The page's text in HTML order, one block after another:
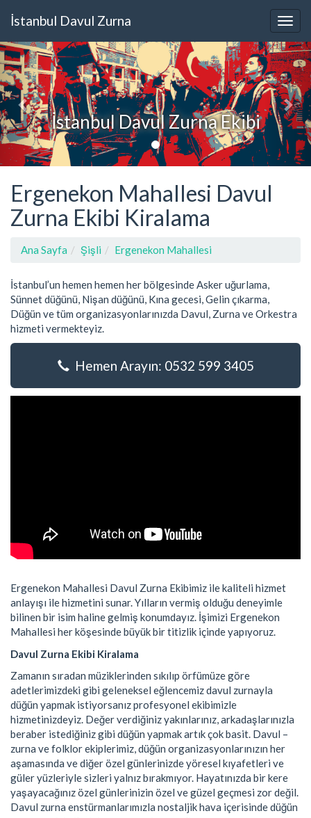
İstanbul Davul Zurna
İstanbul Davul Zurna Ekibi
Ergenekon Mahallesi Davul
Zurna Ekibi Kiralama
Ana Sayfa Şişli Ergenekon Mahallesi
İstanbul’un hemen hemen her bölgesinde Asker uğurlama,
Sünnet düğünü, Nişan düğünü, Kına gecesi, Gelin çıkarma,
Düğün ve tüm organizasyonlarınızda Davul, Zurna ve Orkestra
hizmeti vermekteyiz.
Hemen Arayın: 0532 599 3405
Ergenekon Mahallesi Davul Zurna Ekibimiz ile kaliteli hizmet
anlayışı ile hizmetini sunar. Yılların vermiş olduğu deneyimle
bilinen bir isim haline gelmiş konumdayız. İşimizi Ergenekon
Mahallesi her köşesinde büyük bir titizlik içinde yapıyoruz.
Davul Zurna Ekibi Kiralama
Zamanın sıradan müziklerinden sıkılıp örfümüze göre
adetlerimizdeki gibi geleneksel eğlencemiz davul zurnayla
düğün yapmak istiyorsanız profesyonel ekibimizle
hizmetinizdeyiz. Değer verdiğiniz yakınlarınız, arkadaşlarınızla
beraber istediğiniz gibi düğün yapmak artık çok basit. Davul –
zurna ve folklor ekiplerimiz, düğün organizasyonlarınızın her
aşamasında ve diğer özel günlerinizde yöresel kıyafetleri ve
güler yüzleriyle sizleri yalnız bırakmıyor. Hayatınızda bir kere
yaşayacağınız özel günlerinizin özel ve güzel geçmesi zor değil.
Davul zurna enstürmanlarımızla nostaljik hava içerisinde düğün